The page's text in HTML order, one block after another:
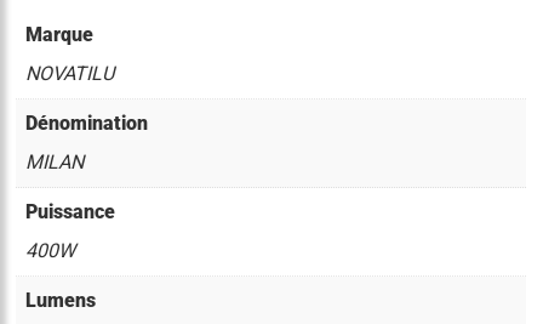
Marque
NOVATILU
Dénomination
MILAN
Puissance
400W
Lumens